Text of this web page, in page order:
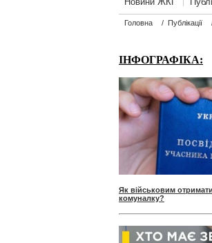
Головна / Публікації
ІНФОГРАФІКА:
Як військовим
комуналку?